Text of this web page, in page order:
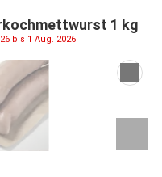
1 kg
bis 1 Aug. 2026